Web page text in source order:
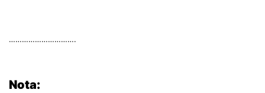
………………………….
Nota: